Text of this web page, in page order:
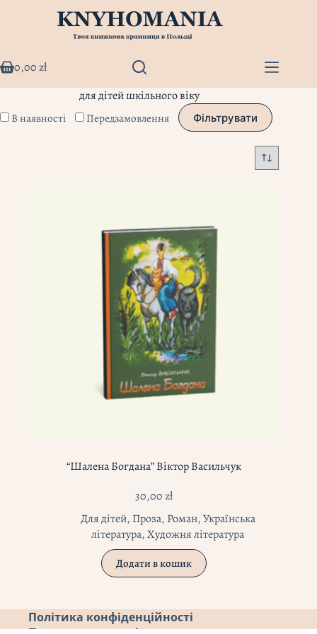
Кошик
0,00zł
для дітей шкільного віку
В наявності Передзамовлення Фільтрувати
“Шалена Богдана” Віктор Васильчук
30,00zł
Для дітей, Проза, Роман,Українська
література,Художня література
Додати в кошик
Політика конфіденційності